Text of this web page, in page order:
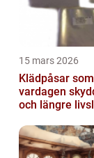
15 mars 2026
Klädpåsar
vardagen skydd, ordning
och längre